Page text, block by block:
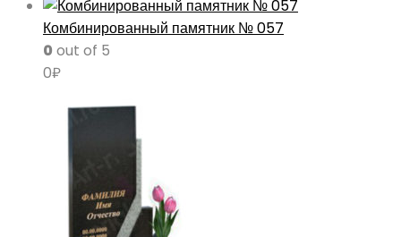
Комбинированный памятник № 057
0 out of 5
0₽